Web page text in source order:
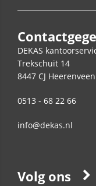
DEKAS
Trekschuit 14
8447 CJ Heerenveen
0513 - 68 22 66
info@dekas.nl
Volg ons